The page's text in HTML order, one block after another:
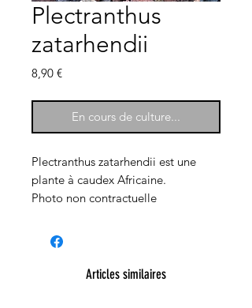
Plectranthus
zatarhendii
8,90 €Prix
En cours de culture...
Plectranthus zatarhendii est une
plante à caudex Africaine.
Photo non contractuelle
Articles similaires